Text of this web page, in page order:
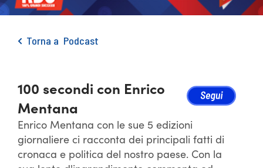
Torna a Podcast
100 secondi con Enrico
Mentana
Enrico Mentana con le sue 5 edizioni
giornaliere ci racconta dei principali fatti di
cronaca e politica del nostro paese. Con la